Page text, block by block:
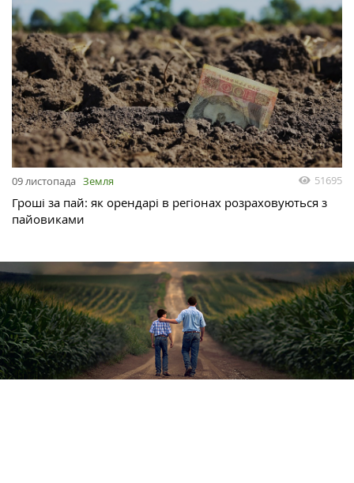
09 листопада Земля 51695
Гроші за пай: як орендарі в регіонах розраховуються з
пайовиками